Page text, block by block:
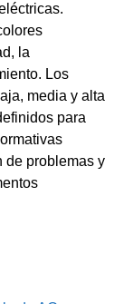
la
Los
media y alta
para
de problemas y